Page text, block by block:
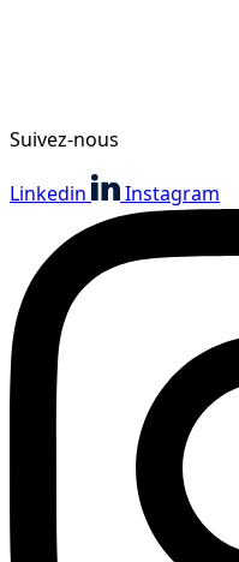
Suivez-nous
Linkedin Instagram